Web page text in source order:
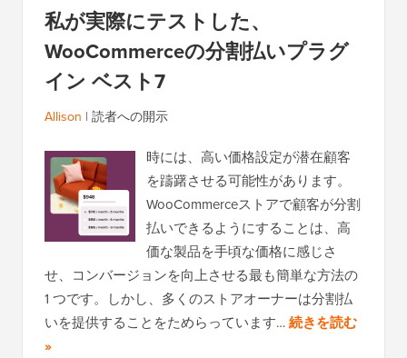
私が実際にテストした、
WooCommerceの分割払いプラグ
イン ベスト7
Allison | 読者への開示
時には、高い価格設定が潜在顧客
を躊躇させる可能性があります。
WooCommerceストアで顧客が分割
払いできるようにすることは、高
価な製品を手頃な価格に感じさ
せ、コンバージョンを向上させる最も簡単な方法の
1 つです。しかし、多くのストアオーナーは分割払
いを提供することをためらっています…続きを読む
»